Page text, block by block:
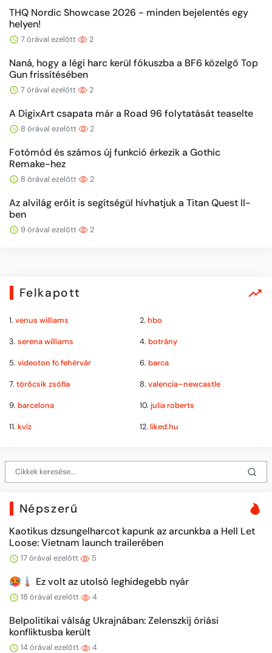
THQ Nordic Showcase 2026 - minden bejelentés egy
helyen!
7 órával ezelőtt 2
Naná, hogy a légi harc kerül fókuszba a BF6 közelgő Top
Gun frissítésében
7 órával ezelőtt 2
A DigixArt csapata már a Road 96 folytatását teaselte
8 órával ezelőtt 2
Fotómód és számos új funkció érkezik a Gothic
Remake-hez
8 órával ezelőtt 2
Az alvilág erőit is segítségül hívhatjuk a Titan Quest II-
ben
9 órával ezelőtt 2
Felkapott
1. venus williams 2. hbo
3. serena williams 4. botrány
5. videoton fc fehérvár 6. barca
7. törőcsik zsófia 8. valencia–newcastle
9. barcelona 10. julia roberts
11. kvíz 12. liked.hu
Népszerű
Kaotikus dzsungelharcot kapunk az arcunkba a Hell Let
Loose: Vietnam launch trailerében
17 órával ezelőtt 5
🥵🌡️ Ez volt az utolsó leghidegebb nyár
18 órával ezelőtt 4
Belpolitikai válság Ukrajnában: Zelenszkij óriási
konfliktusba került
14 órával ezelőtt 4